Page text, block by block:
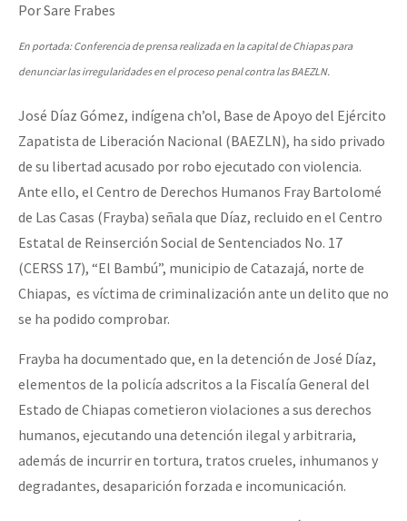
Por Sare Frabes
En portada: Conferencia de prensa realizada en la capital de Chiapas para
denunciar las irregularidades en el proceso penal contra las BAEZLN.
José Díaz Gómez, indígena ch’ol, Base de Apoyo del Ejército
Zapatista de Liberación Nacional (BAEZLN), ha sido privado
de su libertad acusado por robo ejecutado con violencia.
Ante ello, el Centro de Derechos Humanos Fray Bartolomé
de Las Casas (Frayba) señala que Díaz, recluido en el Centro
Estatal de Reinserción Social de Sentenciados No. 17
(CERSS 17), “El Bambú”, municipio de Catazajá, norte de
Chiapas, es víctima de criminalización ante un delito que no
se ha podido comprobar.
Frayba ha documentado que, en la detención de José Díaz,
elementos de la policía adscritos a la Fiscalía General del
Estado de Chiapas cometieron violaciones a sus derechos
humanos, ejecutando una detención ilegal y arbitraria,
además de incurrir en tortura, tratos crueles, inhumanos y
degradantes, desaparición forzada e incomunicación.